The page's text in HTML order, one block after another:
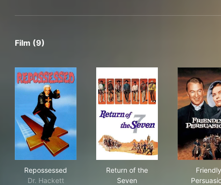
Film (9)
Repossessed
Dr. Hackett
Return of the
Seven
Friendly